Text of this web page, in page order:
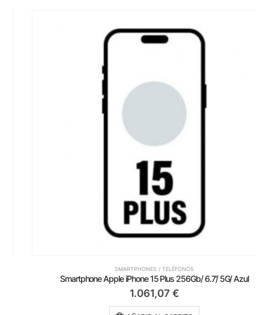
SMARTPHONES / TELÉFONOS
Smartphone Apple iPhone 15 Plus 256Gb/ 6.7’/ 5G/ Azul
1.061,07€